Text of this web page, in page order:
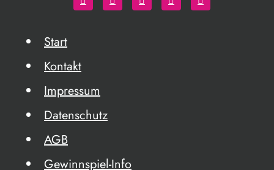
Start
Kontakt
Impressum
Datenschutz
AGB
Gewinnspiel-Info